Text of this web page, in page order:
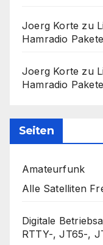
Joerg Korte zu
Hamradio
Joerg Korte zu
Hamradio
Seiten
Amateurfunk
Alle Satelliten
Digitale
RTTY-, JT65-,